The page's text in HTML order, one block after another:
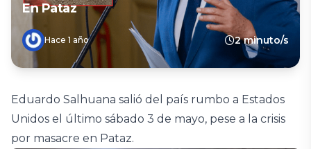
En Pataz
Hace 1 año 2 minuto/s
Eduardo Salhuana salió del país rumbo a Estados
Unidos el último sábado 3 de mayo, pese a la crisis
por masacre en Pataz.